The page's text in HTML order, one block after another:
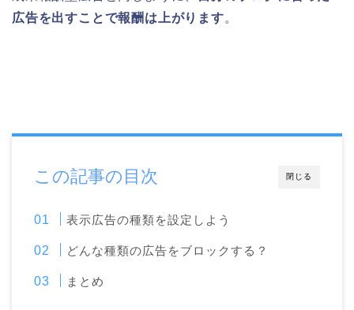
広告を出すことで報酬は上がります。
閉じる
この記事の目次
表示広告の種類を設定しよう
どんな種類の広告をブロックする？
まとめ